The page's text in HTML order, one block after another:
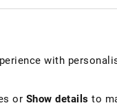
with
or Show details to